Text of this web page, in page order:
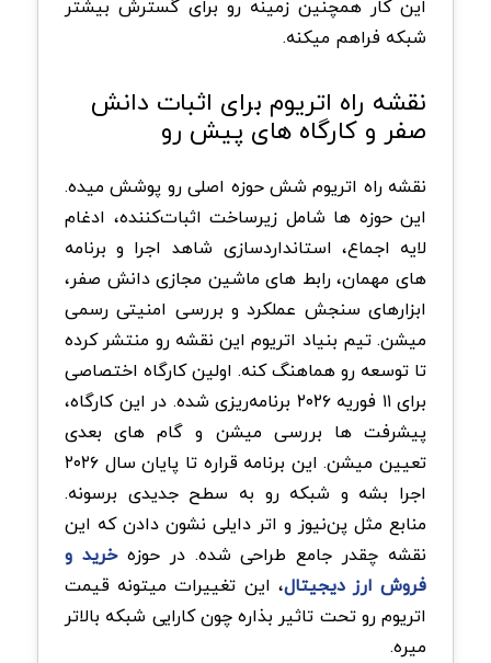
این کار همچنین زمینه رو برای گسترش بیشتر
شبکه فراهم میکنه.
نقشه راه اتریوم برای اثبات دانش
صفر و کارگاه های پیش رو
نقشه راه اتریوم شش حوزه اصلی رو پوشش میده.
این حوزه ها شامل زیرساخت اثبات‌کننده، ادغام
لایه اجماع، استانداردسازی شاهد اجرا و برنامه
های مهمان، رابط های ماشین مجازی دانش صفر،
ابزارهای سنجش عملکرد و بررسی امنیتی رسمی
میشن. تیم بنیاد اتریوم این نقشه رو منتشر کرده
تا توسعه رو هماهنگ کنه. اولین کارگاه اختصاصی
برای ۱۱ فوریه ۲۰۲۶ برنامه‌ریزی شده. در این کارگاه،
پیشرفت ها بررسی میشن و گام های بعدی
تعیین میشن. این برنامه قراره تا پایان سال ۲۰۲۶
اجرا بشه و شبکه رو به سطح جدیدی برسونه.
منابع مثل پن‌نیوز و اتر دایلی نشون دادن که این
نقشه چقدر جامع طراحی شده. در حوزهخرید و
فروش ارز دیجیتال، این تغییرات میتونه قیمت
اتریوم رو تحت تاثیر بذاره چون کارایی شبکه بالاتر
میره.